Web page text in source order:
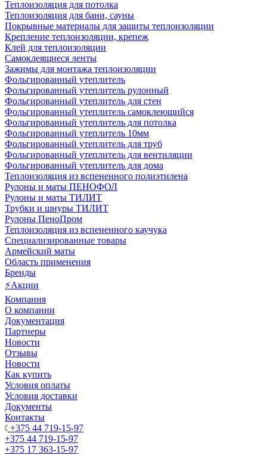
Теплоизоляция для потолка
Теплоизоляция для бани, сауны
Покрывные материалы для защиты теплоизоляции
Крепление теплоизоляции, крепеж
Клей для теплоизоляции
Самоклеящиеся ленты
Зажимы для монтажа теплоизоляции
Фольгированный утеплитель
Фольгированный утеплитель рулонный
Фольгированный утеплитель для стен
Фольгированный утеплитель самоклеющийся
Фольгированный утеплитель для потолка
Фольгированный утеплитель 10мм
Фольгированный утеплитель для труб
Фольгированный утеплитель для вентиляции
Фольгированный утеплитель для дома
Теплоизоляция из вспененного полиэтилена
Рулоны и маты ПЕНОФОЛ
Рулоны и маты ТИЛИТ
Трубки и шнуры ТИЛИТ
Рулоны ПеноПром
Теплоизоляция из вспененного каучука
Специализированные товары
Армейский маты
Область применения
Бренды
⚡Акции
Компания
О компании
Документация
Партнеры
Новости
Отзывы
Новости
Как купить
Условия оплаты
Условия доставки
Документы
Контакты
+375 44 719-15-97
+375 44 719-15-97
+375 17 363-15-97